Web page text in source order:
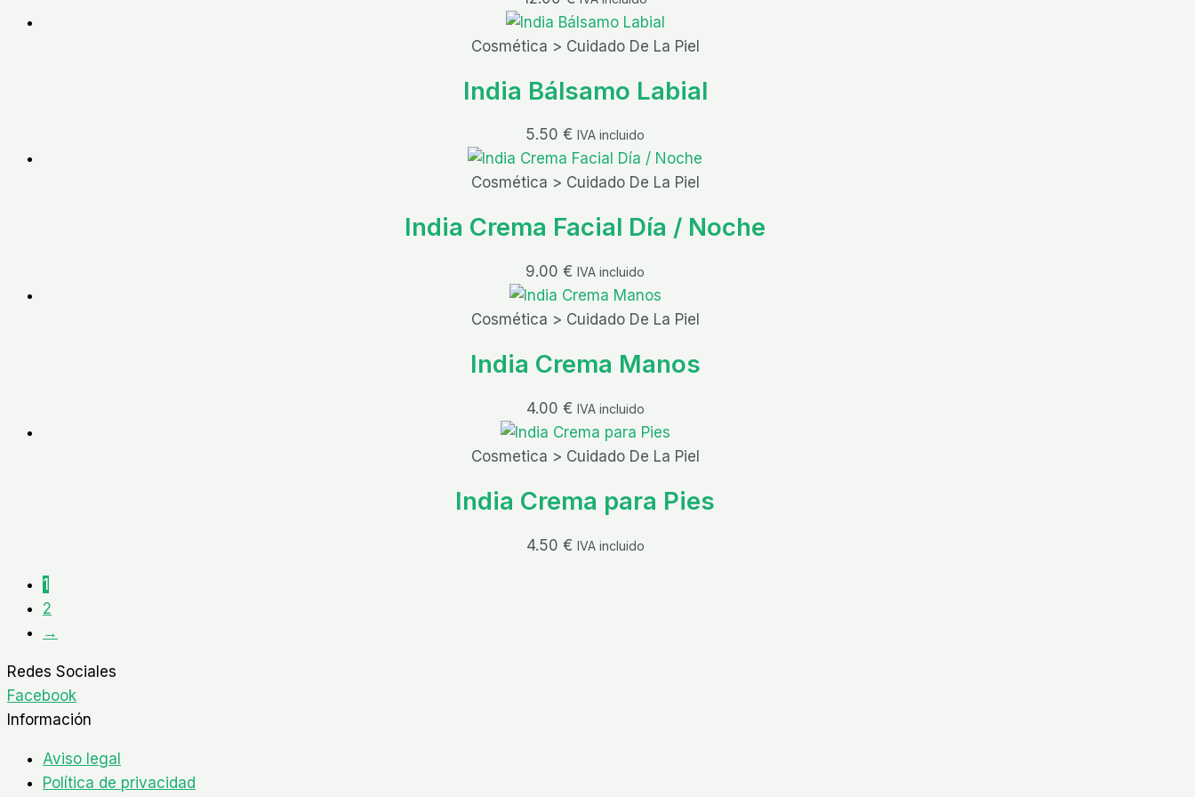
Cosmética > Cuidado De La Piel
India Bálsamo Labial
5.50 € IVA incluido
Cosmética > Cuidado De La Piel
India Crema Facial Día / Noche
9.00 € IVA incluido
Cosmética > Cuidado De La Piel
India Crema Manos
4.00 € IVA incluido
Cosmetica > Cuidado De La Piel
India Crema para Pies
4.50 € IVA incluido
1
2
→
Redes Sociales
Facebook
Información
Aviso legal
Política de privacidad